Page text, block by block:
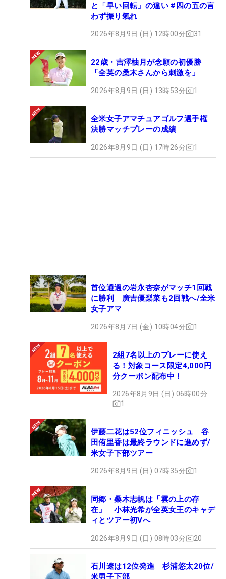
と「早い回転」の違い #四の五の言
わず振り氣れ
2026年8月9日 (日) 12時00分 31
22歳・吉澤柚月が念願の初優勝
「全英の桑木さんから刺激を」
2026年8月9日 (日) 13時53分 1
全米女子アマチュアゴルフ選手権
決勝マッチプレーの成績
2026年8月9日 (日) 17時26分 1
首位通過の岩永杏奈がマッチ1回戦
に勝利 廣吉優梨菜も2回戦へ/全米
女子アマ
2026年8月7日 (金) 10時04分 1
2組7名以上のプレーに使え
る！対象コース限定4,000円
分クーポン配布中！
2026年8月9日 (日) 06時00分
1
伊藤二花は52位フィニッシュ 谷
田侑里香は最終ラウンドに進めず/
米女子下部ツアー
2026年8月9日 (日) 07時35分 1
同郷・桑木志帆は「雲の上の存
在」 小林光希が全英女王のキャデ
ィとツアー初Vへ
2026年8月9日 (日) 08時03分 20
石川遼は12位発進 杉浦悠太20位/
米男子下部